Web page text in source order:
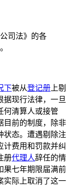
司法》的各
下被从登记册 上剔
据现行法律，一旦
何清算人或接管
目前的制度，除非
状态。遭遇剔除注
计费用和罚款并纠
册代理人辞任的情
果七年期限届满前
实际上取消了这一